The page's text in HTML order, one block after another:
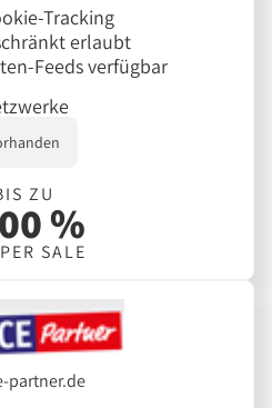
Tracking
erlaubt
Feeds verfügbar
ZU
%
SALE
partner.de